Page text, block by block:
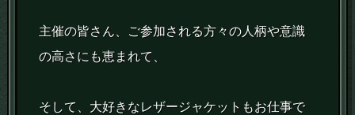
主催の皆さん、ご参加される方々の人柄や意識
の高さにも恵まれて、
そして、大好きなレザージャケットもお仕事で